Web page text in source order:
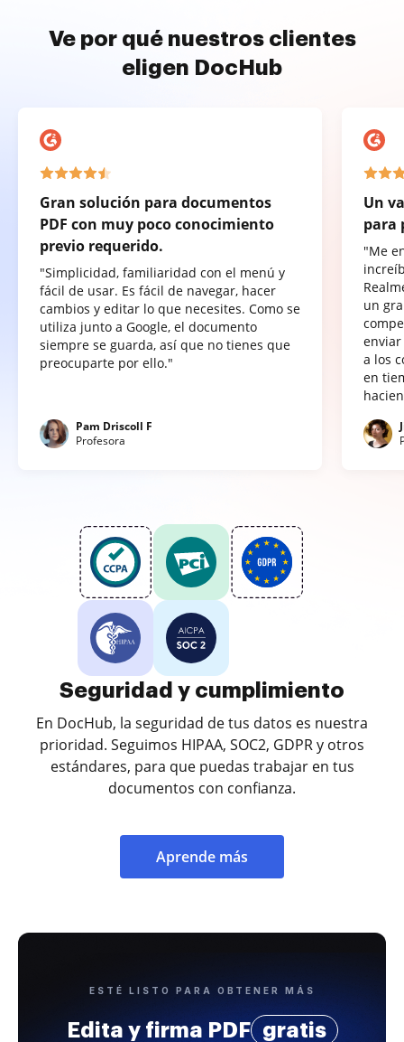
Ve por qué nuestros clientes
eligen DocHub
Gran solución para documentos
PDF con muy poco conocimiento
previo requerido.
"Simplicidad, familiaridad con el menú y
fácil de usar. Es fácil de navegar, hacer
cambios y editar lo que necesites. Como se
utiliza junto a Google, el documento
siempre se guarda, así que no tienes que
preocuparte por ello."
Pam Driscoll F
Profesora
Un
para
"Me
un
a los
en
Seguridad y cumplimiento
En DocHub, la seguridad de tus datos es nuestra
prioridad. Seguimos HIPAA, SOC2, GDPR y otros
estándares, para que puedas trabajar en tus
documentos con confianza.
Aprende más
ESTÉ LISTO PARA OBTENER MÁS
Edita y firma PDF gratis